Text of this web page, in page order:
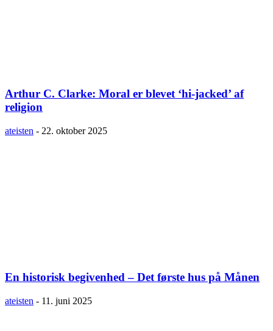
Arthur C. Clarke: Moral er blevet ‘hi-jacked’ af
religion
ateisten - 22. oktober 2025
En historisk begivenhed – Det første hus på Månen
ateisten - 11. juni 2025